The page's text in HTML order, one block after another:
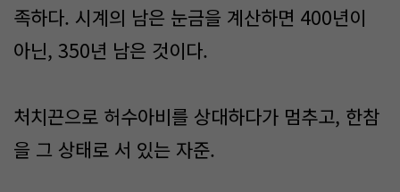
족하다. 시계의 남은 눈금을 계산하면 400년이
아닌, 350년 남은 것이다.
처치끈으로 허수아비를 상대하다가 멈추고, 한참
을 그 상태로 서 있는 자준.